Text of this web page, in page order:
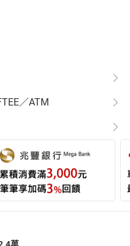
／ATM